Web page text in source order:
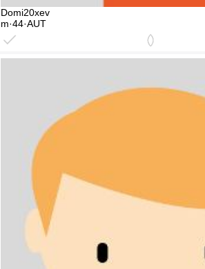
Domi20xev
m·44·AUT